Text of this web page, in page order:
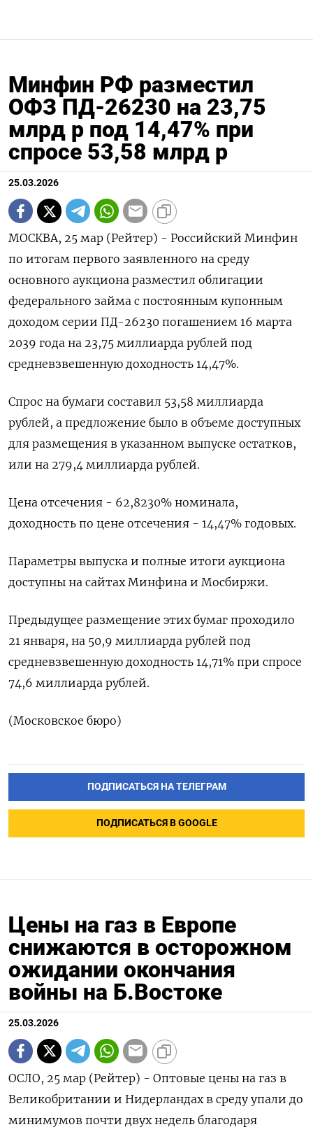
Минфин РФ разместил
ОФЗ ПД-26230 на 23,75
млрд р под 14,47% при
спросе 53,58 млрд р
25.03.2026
МОСКВА, 25 мар (Рейтер) - Российский Минфин
по итогам первого заявленного на ‌среду
основного аукциона разместил облигации
федерального займа с постоянным ​купонным ​
доходом ​серии ПД-26230 погашением 16 ⁠марта
‌2039 года на ‌23,75 миллиарда рублей под
средневзвешенную доходность ​14,47%.
Спрос на ‌бумаги составил 53,58 миллиарда ​
рублей, а предложение было в ‌объеме доступных
для размещения в указанном выпуске остатков, ​
или ​на ‌279,4 миллиарда рублей.
Цена отсечения - ​62,8230% номинала,
доходность по цене отсечения - 14,47% годовых.
Параметры выпуска и полные итоги аукциона
доступны на сайтах Минфина и ​Мосбиржи.
Предыдущее ⁠размещение этих бумаг проходило
21 ‌января, на 50,9 миллиарда ‌рублей под
средневзвешенную доходность 14,71% ​при спросе
74,6 миллиарда ‌рублей.
(Московское бюро)
ПОДПИСАТЬСЯ НА ТЕЛЕГРАМ
ПОДПИСАТЬСЯ В GOOGLE
Цены на газ в Европе
снижаются в осторожном
ожидании окончания
войны на Б.Востоке
25.03.2026
ОСЛО, 25 мар (Рейтер) - Оптовые цены на газ в
Великобритании и Нидерландах в среду упали до
минимумов почти двух недель благодаря